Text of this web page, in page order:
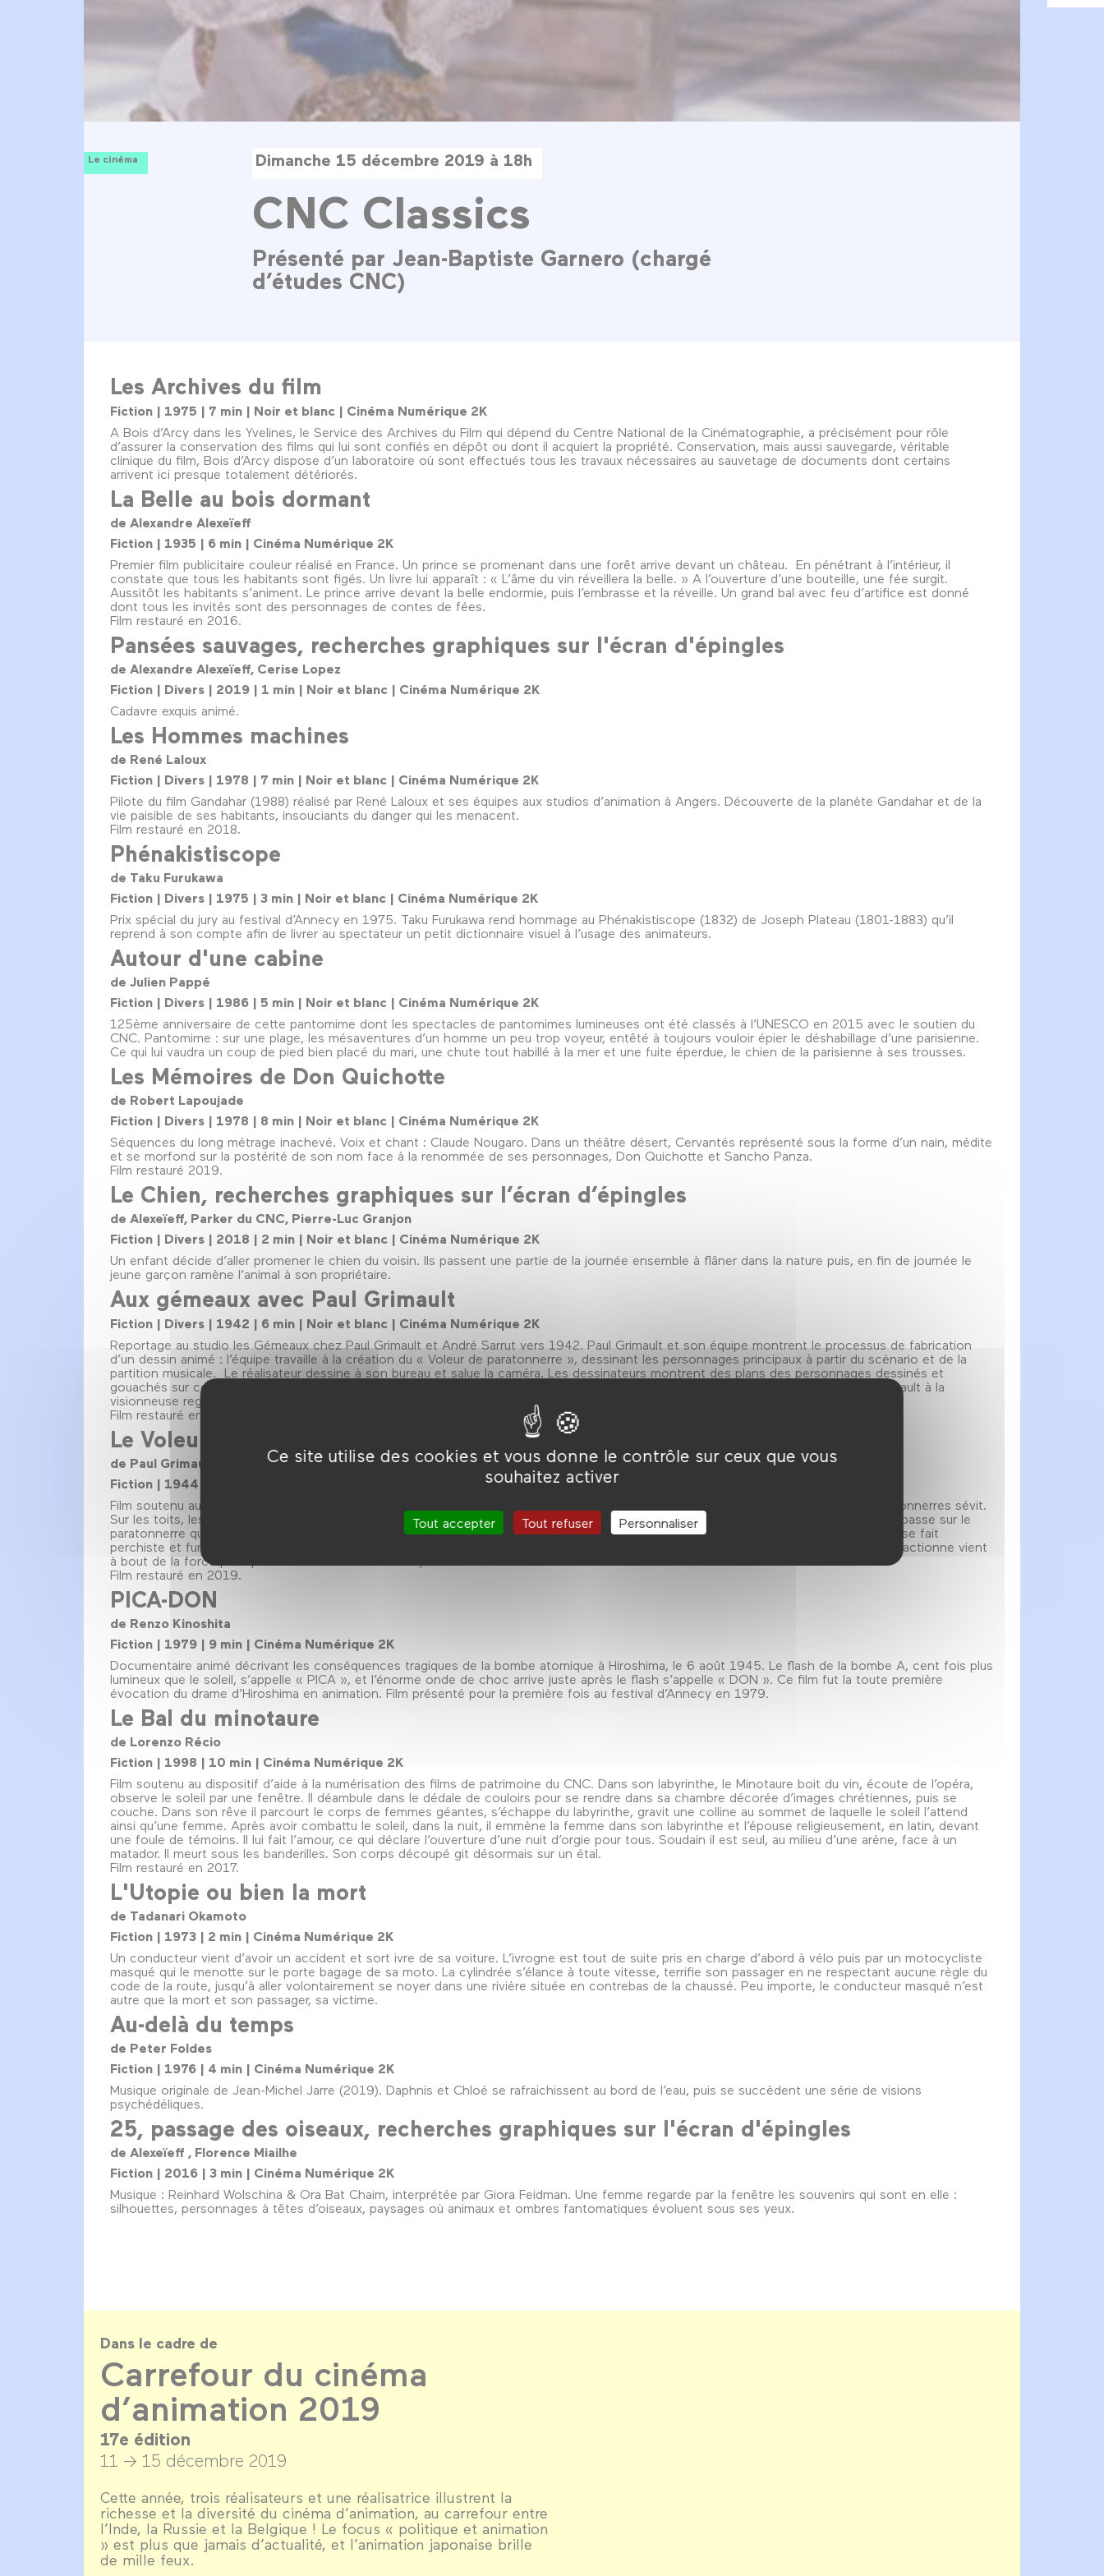
Ce site utilise des cookies et vous donne le contrôle sur ceux que vous
souhaitez activer
Tout accepter Tout refuser Personnaliser
Le cinéma Dimanche 15 décembre 2019 à 18h
CNC Classics
Présenté par Jean-Baptiste Garnero (chargé
d’études CNC)
Les Archives du film
Fiction | 1975 | 7 min | Noir et blanc | Cinéma Numérique 2K
A Bois d’Arcy dans les Yvelines, le Service des Archives du Film qui dépend du Centre National de la Cinématographie, a précisément pour rôle
d’assurer la conservation des films qui lui sont confiés en dépôt ou dont il acquiert la propriété. Conservation, mais aussi sauvegarde, véritable
clinique du film, Bois d’Arcy dispose d’un laboratoire où sont effectués tous les travaux nécessaires au sauvetage de documents dont certains
arrivent ici presque totalement détériorés.
La Belle au bois dormant
de Alexandre Alexeïeff
Fiction | 1935 | 6 min | Cinéma Numérique 2K
Premier film publicitaire couleur réalisé en France. Un prince se promenant dans une forêt arrive devant un château. En pénétrant à l’intérieur, il
constate que tous les habitants sont figés. Un livre lui apparaît : « L’âme du vin réveillera la belle. » A l’ouverture d’une bouteille, une fée surgit.
Aussitôt les habitants s’animent. Le prince arrive devant la belle endormie, puis l’embrasse et la réveille. Un grand bal avec feu d’artifice est donné
dont tous les invités sont des personnages de contes de fées.
Film restauré en 2016.
Pansées sauvages, recherches graphiques sur l'écran d'épingles
de Alexandre Alexeïeff, Cerise Lopez
Fiction | Divers | 2019 | 1 min | Noir et blanc | Cinéma Numérique 2K
Cadavre exquis animé.
Les Hommes machines
de René Laloux
Fiction | Divers | 1978 | 7 min | Noir et blanc | Cinéma Numérique 2K
Pilote du film Gandahar (1988) réalisé par René Laloux et ses équipes aux studios d’animation à Angers. Découverte de la planète Gandahar et de la
vie paisible de ses habitants, insouciants du danger qui les menacent.
Film restauré en 2018.
Phénakistiscope
de Taku Furukawa
Fiction | Divers | 1975 | 3 min | Noir et blanc | Cinéma Numérique 2K
Prix spécial du jury au festival d’Annecy en 1975. Taku Furukawa rend hommage au Phénakistiscope (1832) de Joseph Plateau (1801-1883) qu’il
reprend à son compte afin de livrer au spectateur un petit dictionnaire visuel à l’usage des animateurs.
Autour d'une cabine
de Julien Pappé
Fiction | Divers | 1986 | 5 min | Noir et blanc | Cinéma Numérique 2K
125ème anniversaire de cette pantomime dont les spectacles de pantomimes lumineuses ont été classés à l’UNESCO en 2015 avec le soutien du
CNC. Pantomime : sur une plage, les mésaventures d’un homme un peu trop voyeur, entêté à toujours vouloir épier le déshabillage d’une parisienne.
Ce qui lui vaudra un coup de pied bien placé du mari, une chute tout habillé à la mer et une fuite éperdue, le chien de la parisienne à ses trousses.
Les Mémoires de Don Quichotte
de Robert Lapoujade
Fiction | Divers | 1978 | 8 min | Noir et blanc | Cinéma Numérique 2K
Séquences du long métrage inachevé. Voix et chant : Claude Nougaro. Dans un théâtre désert, Cervantés représenté sous la forme d’un nain, médite
et se morfond sur la postérité de son nom face à la renommée de ses personnages, Don Quichotte et Sancho Panza.
Film restauré 2019.
Le Chien, recherches graphiques sur l’écran d’épingles
de Alexeïeff, Parker du CNC, Pierre-Luc Granjon
Fiction | Divers | 2018 | 2 min | Noir et blanc | Cinéma Numérique 2K
Un enfant décide d’aller promener le chien du voisin. Ils passent une partie de la journée ensemble à flâner dans la nature puis, en fin de journée le
jeune garçon ramène l’animal à son propriétaire.
Aux gémeaux avec Paul Grimault
Fiction | Divers | 1942 | 6 min | Noir et blanc | Cinéma Numérique 2K
Reportage au studio les Gémeaux chez Paul Grimault et André Sarrut vers 1942. Paul Grimault et son équipe montrent le processus de fabrication
d’un dessin animé : l’équipe travaille à la création du « Voleur de paratonnerre », dessinant les personnages principaux à partir du scénario et de la
partition musicale. Le réalisateur dessine à son bureau et salue la caméra. Les dessinateurs montrent des plans des personnages dessinés et
gouachés sur celluloid, superposition des feuilles dessinées et annotées afin de créer le mouvement, les machines utilisées. Paul Grimault à la
visionneuse regarde les images de « L’Epouvantail ».
Film restauré en 2019.
Le Voleur de paratonnerres
de Paul Grimault
Fiction | 1944 | 9 min | Cinéma Numérique 2K
Film soutenu au dispositif d’aide à la numérisation des films de patrimoine du CNC. Les murs de la ville avertissent : un voleur de paratonnerres sévit.
Sur les toits, les chiens sont de garde. La maréchaussée, consciente de son rôle, a dépêché deux limiers jumeaux. Le voleur fait main basse sur le
paratonnerre que gardait un chiot affectueux. Il détourne l’attention d’un dogue zélé à l’aide d’un os factice animé. Pour se déplacer, il se fait
perchiste et funambule. Son jeu de cache-cache dans les cheminées le fait se jouer des policiers. L’orage éclate. Un contrepoids qu’il actionne vient
à bout de la force publique mais le voleur est foudroyé.
Film restauré en 2019.
PICA-DON
de Renzo Kinoshita
Fiction | 1979 | 9 min | Cinéma Numérique 2K
Documentaire animé décrivant les conséquences tragiques de la bombe atomique à Hiroshima, le 6 août 1945. Le flash de la bombe A, cent fois plus
lumineux que le soleil, s’appelle « PICA », et l’énorme onde de choc arrive juste après le flash s’appelle « DON ». Ce film fut la toute première
évocation du drame d’Hiroshima en animation. Film présenté pour la première fois au festival d’Annecy en 1979.
Le Bal du minotaure
de Lorenzo Récio
Fiction | 1998 | 10 min | Cinéma Numérique 2K
Film soutenu au dispositif d’aide à la numérisation des films de patrimoine du CNC. Dans son labyrinthe, le Minotaure boit du vin, écoute de l’opéra,
observe le soleil par une fenêtre. Il déambule dans le dédale de couloirs pour se rendre dans sa chambre décorée d’images chrétiennes, puis se
couche. Dans son rêve il parcourt le corps de femmes géantes, s’échappe du labyrinthe, gravit une colline au sommet de laquelle le soleil l’attend
ainsi qu’une femme. Après avoir combattu le soleil, dans la nuit, il emmène la femme dans son labyrinthe et l’épouse religieusement, en latin, devant
une foule de témoins. Il lui fait l’amour, ce qui déclare l’ouverture d’une nuit d’orgie pour tous. Soudain il est seul, au milieu d’une arène, face à un
matador. Il meurt sous les banderilles. Son corps découpé git désormais sur un étal.
Film restauré en 2017.
L'Utopie ou bien la mort
de Tadanari Okamoto
Fiction | 1973 | 2 min | Cinéma Numérique 2K
Un conducteur vient d’avoir un accident et sort ivre de sa voiture. L’ivrogne est tout de suite pris en charge d’abord à vélo puis par un motocycliste
masqué qui le menotte sur le porte bagage de sa moto. La cylindrée s’élance à toute vitesse, terrifie son passager en ne respectant aucune règle du
code de la route, jusqu’à aller volontairement se noyer dans une rivière située en contrebas de la chaussé. Peu importe, le conducteur masqué n’est
autre que la mort et son passager, sa victime.
Au-delà du temps
de Peter Foldes
Fiction | 1976 | 4 min | Cinéma Numérique 2K
Musique originale de Jean-Michel Jarre (2019). Daphnis et Chloé se rafraichissent au bord de l’eau, puis se succèdent une série de visions
psychédéliques.
25, passage des oiseaux, recherches graphiques sur l'écran d'épingles
de Alexeïeff , Florence Miailhe
Fiction | 2016 | 3 min | Cinéma Numérique 2K
Musique : Reinhard Wolschina & Ora Bat Chaim, interprétée par Giora Feidman. Une femme regarde par la fenêtre les souvenirs qui sont en elle :
silhouettes, personnages à têtes d’oiseaux, paysages où animaux et ombres fantomatiques évoluent sous ses yeux.
Dans le cadre de
Carrefour du cinéma
d’animation 2019
17e édition
11 → 15 décembre 2019
Cette année, trois réalisateurs et une réalisatrice illustrent la
richesse et la diversité du cinéma d’animation, au carrefour entre
l’Inde, la Russie et la Belgique ! Le focus « politique et animation
» est plus que jamais d’actualité, et l’animation japonaise brille
de mille feux.